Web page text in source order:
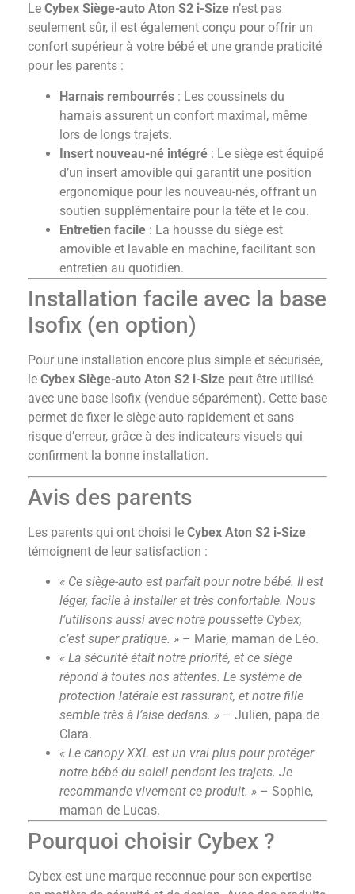
Le Cybex Siège-auto Aton S2 i-Size n’est pas
seulement sûr, il est également conçu pour offrir un
confort supérieur à votre bébé et une grande praticité
pour les parents :
Harnais rembourrés : Les coussinets du
harnais assurent un confort maximal, même
lors de longs trajets.
Insert nouveau-né intégré : Le siège est équipé
d’un insert amovible qui garantit une position
ergonomique pour les nouveau-nés, offrant un
soutien supplémentaire pour la tête et le cou.
Entretien facile : La housse du siège est
amovible et lavable en machine, facilitant son
entretien au quotidien.
Installation facile avec la base
Isofix (en option)
Pour une installation encore plus simple et sécurisée,
le Cybex Siège-auto Aton S2 i-Size peut être utilisé
avec une base Isofix (vendue séparément). Cette base
permet de fixer le siège-auto rapidement et sans
risque d’erreur, grâce à des indicateurs visuels qui
confirment la bonne installation.
Avis des parents
Les parents qui ont choisi le Cybex Aton S2 i-Size
témoignent de leur satisfaction :
« Ce siège-auto est parfait pour notre bébé. Il est
léger, facile à installer et très confortable. Nous
l’utilisons aussi avec notre poussette Cybex,
c’est super pratique. » – Marie, maman de Léo.
« La sécurité était notre priorité, et ce siège
répond à toutes nos attentes. Le système de
protection latérale est rassurant, et notre fille
semble très à l’aise dedans. » – Julien, papa de
Clara.
« Le canopy XXL est un vrai plus pour protéger
notre bébé du soleil pendant les trajets. Je
recommande vivement ce produit. » – Sophie,
maman de Lucas.
Pourquoi choisir Cybex ?
Cybex est une marque reconnue pour son expertise